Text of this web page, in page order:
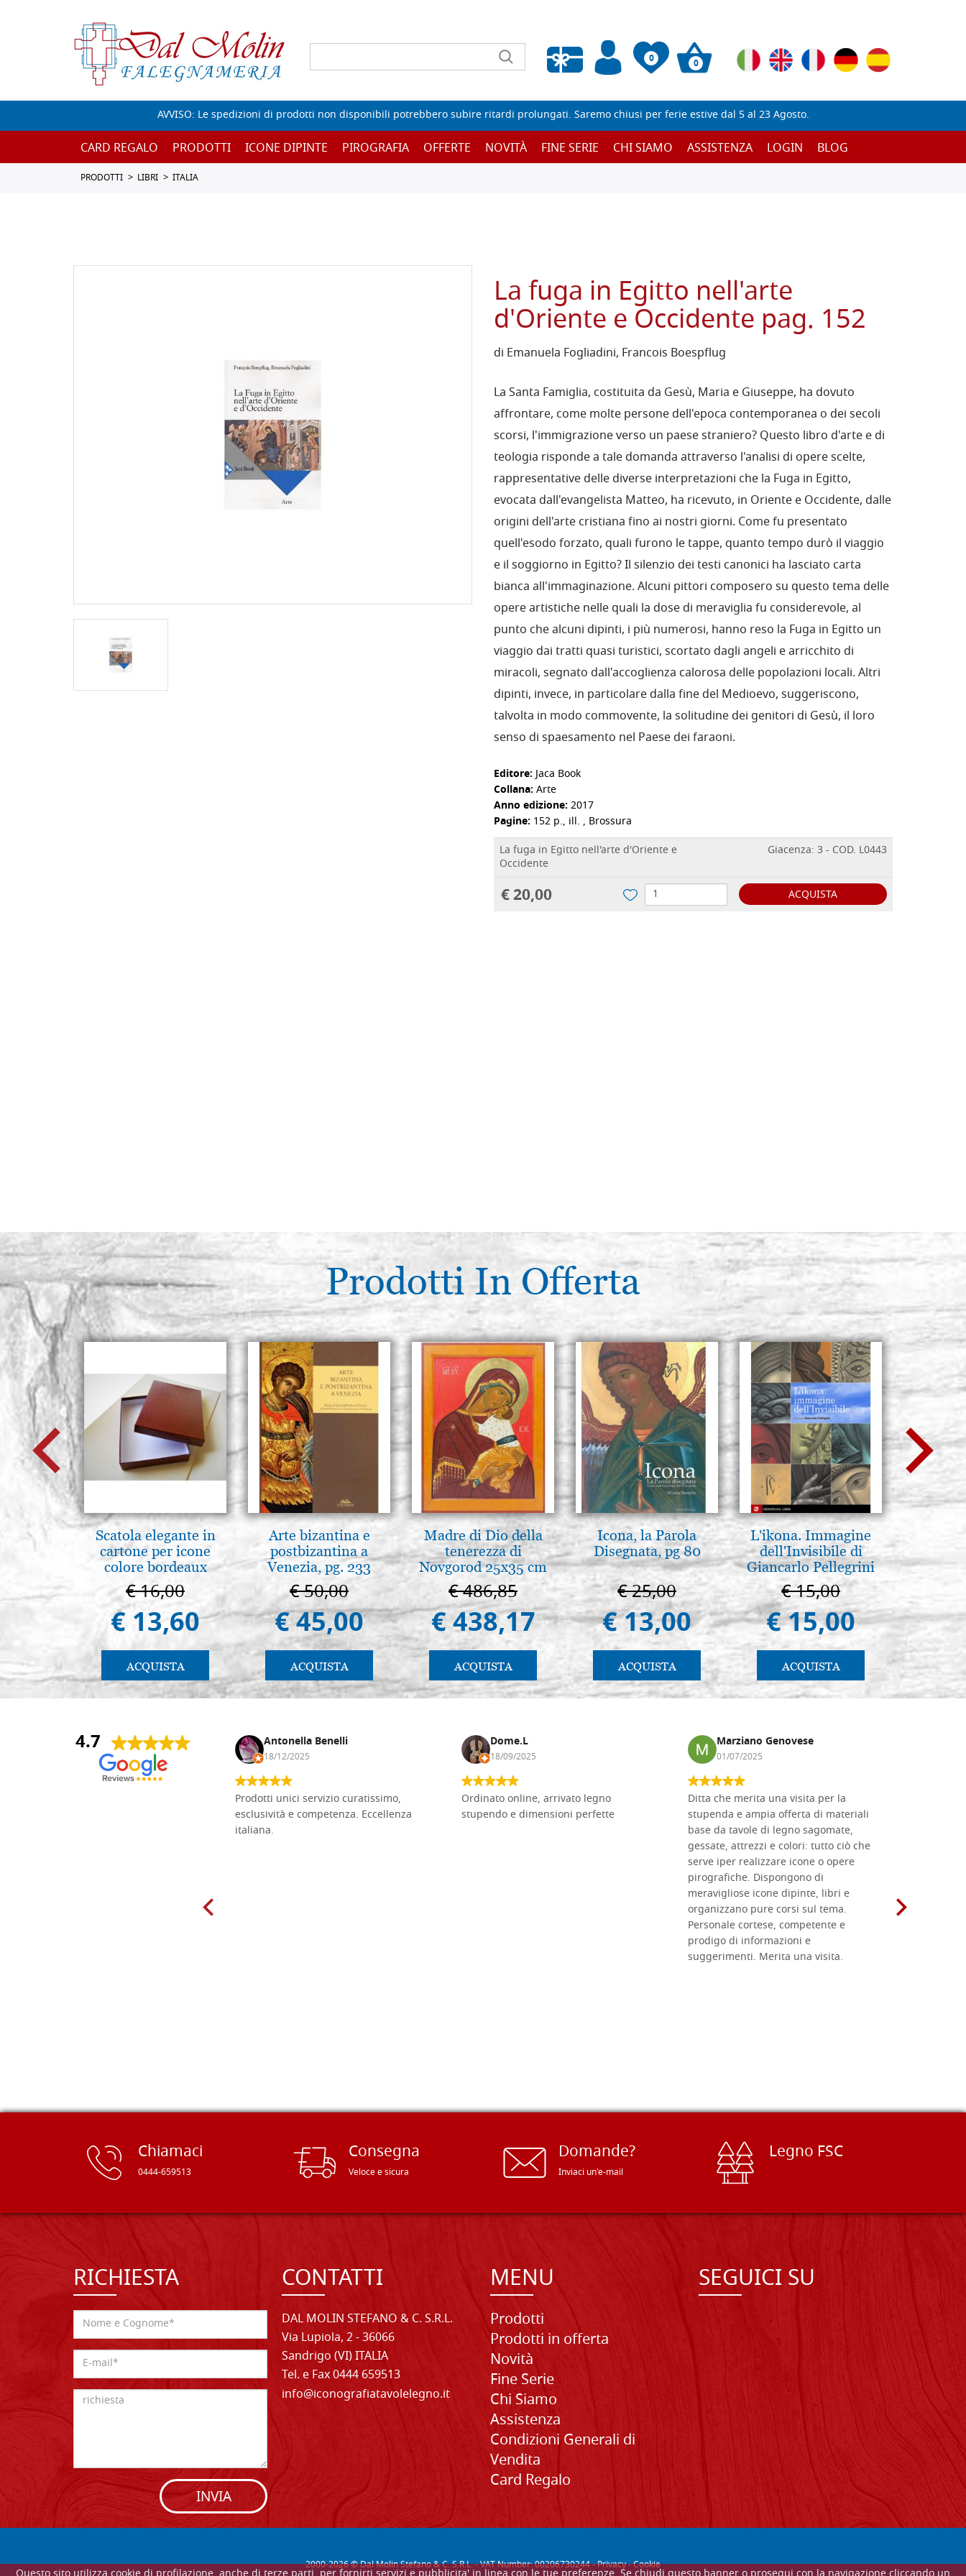
0
Wishlist vuota
0
AVVISO: Le spedizioni di prodotti non disponibili potrebbero subire ritardi prolungati. Saremo chiusi per ferie estive dal 5 al 23 Agosto.
CARD REGALO PRODOTTI ICONE DIPINTE PIROGRAFIA OFFERTE NOVITÀ FINE SERIE CHI SIAMO ASSISTENZA LOGIN BLOG
PRODOTTI LIBRI ITALIA
La fuga in Egitto nell'arte
d'Oriente e Occidente pag. 152
di Emanuela Fogliadini, Francois Boespflug
La Santa Famiglia, costituita da Gesù, Maria e Giuseppe, ha dovuto
affrontare, come molte persone dell'epoca contemporanea o dei secoli
scorsi, l'immigrazione verso un paese straniero? Questo libro d'arte e di
teologia risponde a tale domanda attraverso l'analisi di opere scelte,
rappresentative delle diverse interpretazioni che la Fuga in Egitto,
evocata dall'evangelista Matteo, ha ricevuto, in Oriente e Occidente, dalle
origini dell'arte cristiana fino ai nostri giorni. Come fu presentato
quell'esodo forzato, quali furono le tappe, quanto tempo durò il viaggio
e il soggiorno in Egitto? Il silenzio dei testi canonici ha lasciato carta
bianca all'immaginazione. Alcuni pittori composero su questo tema delle
opere artistiche nelle quali la dose di meraviglia fu considerevole, al
punto che alcuni dipinti, i più numerosi, hanno reso la Fuga in Egitto un
viaggio dai tratti quasi turistici, scortato dagli angeli e arricchito di
miracoli, segnato dall'accoglienza calorosa delle popolazioni locali. Altri
dipinti, invece, in particolare dalla fine del Medioevo, suggeriscono,
talvolta in modo commovente, la solitudine dei genitori di Gesù, il loro
senso di spaesamento nel Paese dei faraoni.
Editore: Jaca Book
Collana: Arte
Anno edizione: 2017
Pagine: 152 p., ill. , Brossura
La fuga in Egitto nell'arte d'Oriente e
Occidente
Giacenza: 3 - COD. L0443
€ 20,00 ACQUISTA
Prodotti In Offerta
Scatola elegante in
cartone per icone
colore bordeaux
€ 16,00
€ 13,60
ACQUISTA
Arte bizantina e
postbizantina a
Venezia, pg. 233
€ 50,00
€ 45,00
ACQUISTA
Madre di Dio della
tenerezza di
Novgorod 25x35 cm
€ 486,85
€ 438,17
ACQUISTA
Icona, la Parola
Disegnata, pg 80
€ 25,00
€ 13,00
ACQUISTA
L'ikona. Immagine
dell'Invisibile di
Giancarlo Pellegrini
€ 15,00
€ 15,00
ACQUISTA
€
4.7
Andrea Monguzzi Antonella Benelli
18/12/2025
Prodotti unici servizio curatissimo,
esclusività e competenza. Eccellenza
italiana.
Dome.L
18/09/2025
Ordinato online, arrivato legno
stupendo e dimensioni perfette
Marziano Genovese
01/07/2025
Ditta che merita una visita per la
stupenda e ampia offerta di materiali
base da tavole di legno sagomate,
gessate, attrezzi e colori: tutto ciò che
serve iper realizzare icone o opere
pirografiche. Dispongono di
meravigliose icone dipinte, libri e
organizzano pure corsi sul tema.
Personale cortese, competente e
prodigo di informazioni e
suggerimenti. Merita una visita.
Chiamaci
0444-659513
Consegna
Veloce e sicura
Domande?
Inviaci un'e-mail
Legno FSC
RICHIESTA
INVIA
CONTATTI
DAL MOLIN STEFANO & C. S.R.L.
Via Lupiola, 2 - 36066
Sandrigo (VI) ITALIA
Tel. e Fax 0444 659513
info@iconografiatavolelegno.it
MENU
Prodotti
Prodotti in offerta
Novità
Fine Serie
Chi Siamo
Assistenza
Condizioni Generali di
Vendita
Card Regalo
SEGUICI SU
2000-2026© Dal Molin Stefano & C. S.R.L. - VAT Number: 00206730244 -Privacy-Cookie